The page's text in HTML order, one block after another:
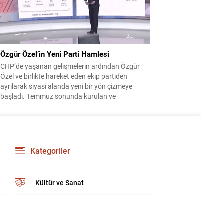
Özgür Özel’in Yeni Parti Hamlesi
CHP’de yaşanan gelişmelerin ardından Özgür
Özel ve birlikte hareket eden ekip partiden
ayrılarak siyasi alanda yeni bir yön çizmeye
başladı. Temmuz sonunda kurulan ve
bulduğu iddiaları gündemi...
Kategoriler
Kültür ve Sanat